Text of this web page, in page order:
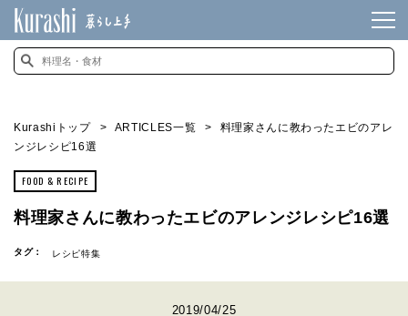
Kurashiトップ ARTICLES一覧
料理家さんに教わったエビのアレ
ンジレシピ16選
FOOD & RECIPE
料理家さんに教わったエビのアレンジレシピ16選
タグ： レシピ特集
2019/04/25